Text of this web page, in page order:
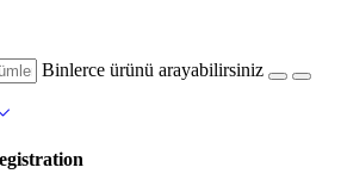
Binlerce ürünü arayabilirsiniz